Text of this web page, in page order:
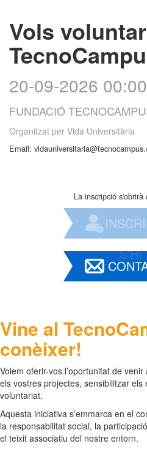
Vols
20-09-2026 00:00
FUNDACIÓ
Organitzat per Vida Universitària
Email:
La inscripció
S'HI
Vine al
conèixer!
Volem oferir-vos l’oportunitat de
els vostres projectes, sensibilitzar
voluntariat.
Aquesta iniciativa s’emmarca en el
la responsabilitat social, la
el teixit associatiu del nostre entorn.